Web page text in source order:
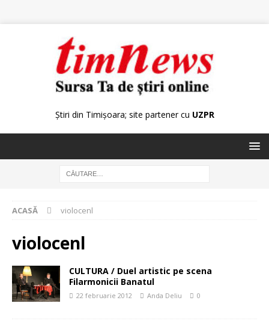
Știri din Timișoara; site partener cu UZPR
ACASĂ violocenl
violocenl
CULTURA / Duel artistic pe scena
Filarmonicii Banatul
22 februarie 2012 Anda Deliu 0